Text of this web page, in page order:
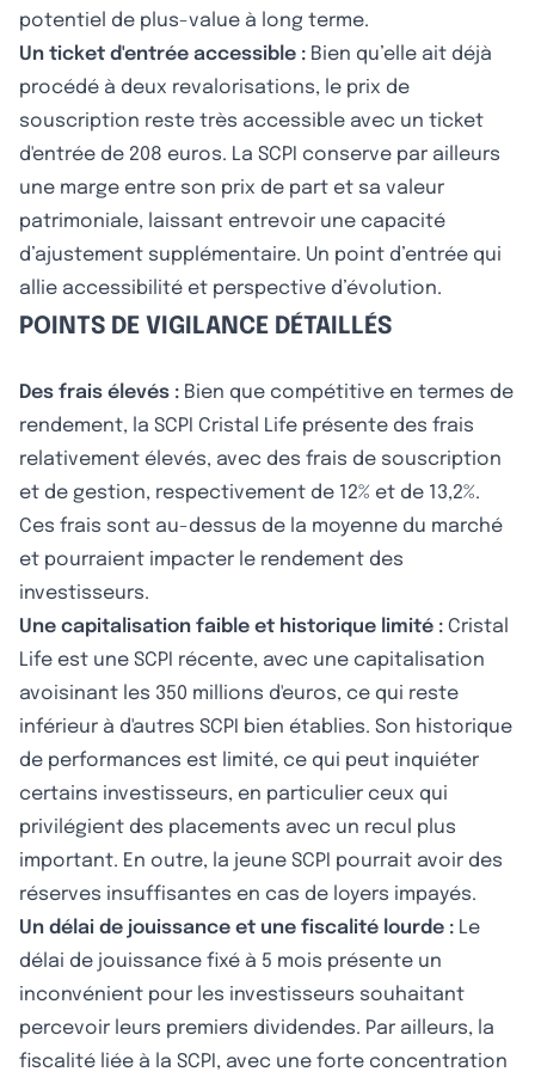
potentiel de plus-value à long terme.
Un ticket d'entrée accessible : Bien qu’elle ait déjà
procédé à deux revalorisations, le prix de
souscription reste très accessible avec un ticket
d'entrée de 208 euros. La SCPI conserve par ailleurs
une marge entre son prix de part et sa valeur
patrimoniale, laissant entrevoir une capacité
d’ajustement supplémentaire. Un point d’entrée qui
allie accessibilité et perspective d’évolution.
POINTS DE VIGILANCE DÉTAILLÉS
Des frais élevés : Bien que compétitive en termes de
rendement, la SCPI Cristal Life présente des frais
relativement élevés, avec des frais de souscription
et de gestion, respectivement de 12% et de 13,2%.
Ces frais sont au-dessus de la moyenne du marché
et pourraient impacter le rendement des
investisseurs.
Une capitalisation faible et historique limité : Cristal
Life est une SCPI récente, avec une capitalisation
avoisinant les 350 millions d'euros, ce qui reste
inférieur à d'autres SCPI bien établies. Son historique
de performances est limité, ce qui peut inquiéter
certains investisseurs, en particulier ceux qui
privilégient des placements avec un recul plus
important. En outre, la jeune SCPI pourrait avoir des
réserves insuffisantes en cas de loyers impayés.
Un délai de jouissance et une fiscalité lourde : Le
délai de jouissance fixé à 5 mois présente un
inconvénient pour les investisseurs souhaitant
percevoir leurs premiers dividendes. Par ailleurs, la
fiscalité liée à la SCPI, avec une forte concentration